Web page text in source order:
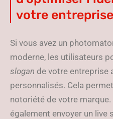
votre entreprise
Si vous avez un
moderne, les utilisateurs
slogan de votre entreprise
personnalisés. Cela
notoriété de votre
également envoyer un live